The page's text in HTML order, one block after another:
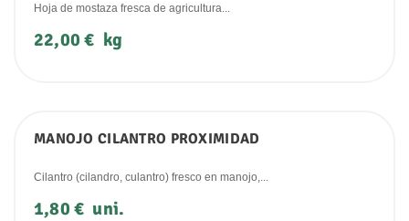
Hoja de mostaza fresca de agricultura...
Precio
22,00 € kg
MANOJO CILANTRO PROXIMIDAD
Cilantro (cilandro, culantro) fresco en manojo,...
Precio
1,80 € uni.